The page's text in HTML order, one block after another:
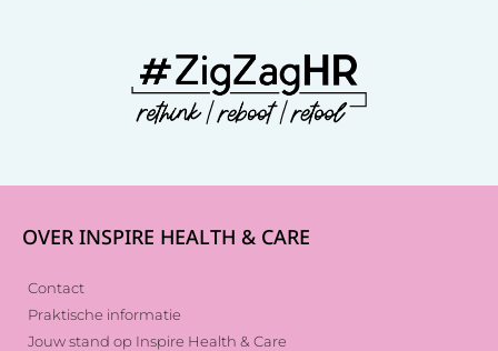
OVER INSPIRE HEALTH & CARE
Contact
Praktische informatie
Jouw stand op Inspire Health & Care